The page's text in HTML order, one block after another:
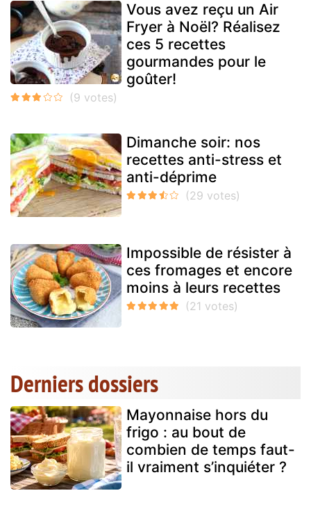
Vous avez reçu un Air
Fryer à Noël? Réalisez
ces 5 recettes
gourmandes pour le
goûter!
Dimanche soir: nos
recettes anti-stress et
anti-déprime
Impossible de résister à
ces fromages et encore
moins à leurs recettes
Derniers dossiers
Mayonnaise hors du
frigo : au bout de
combien de temps faut-
il vraiment s’inquiéter ?